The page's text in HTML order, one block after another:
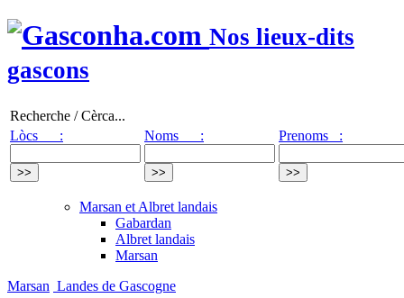
Nos lieux-dits
gascons
Recherche / Cèrca...
Lòcs :
Noms : Prenoms :
Marsan et Albret landais
Gabardan
Albret landais
Marsan
Marsan Landes de Gascogne